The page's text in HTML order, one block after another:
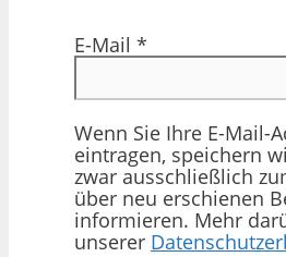
E-Mail *
Wenn Sie Ihre E-Mail-
eintragen, speichern
zwar ausschließlich
über neu erschienen
informieren. Mehr
unserer